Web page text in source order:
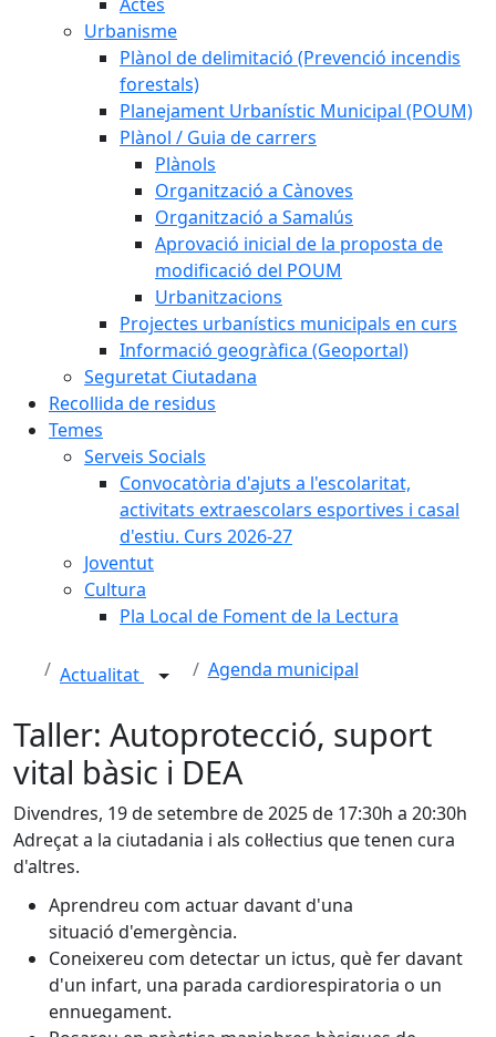
Urbanisme
Plànol de delimitació (Prevenció incendis
forestals)
Planejament Urbanístic Municipal (POUM)
Plànol / Guia de carrers
Plànols
Organització a Cànoves
Organització a Samalús
Aprovació inicial de la proposta de
modificació del POUM
Urbanitzacions
Projectes urbanístics municipals en curs
Informació geogràfica (Geoportal)
Seguretat Ciutadana
Recollida de residus
Temes
Serveis Socials
Convocatòria d'ajuts a l'escolaritat,
activitats extraescolars esportives i casal
d'estiu. Curs 2026-27
Joventut
Cultura
Pla Local de Foment de la Lectura
Actualitat Agenda municipal
Taller: Autoprotecció, suport
vital bàsic i DEA
Divendres, 19 de setembre de 2025 de 17:30h a 20:30h
Adreçat a la ciutadania i als col·lectius que tenen cura
d'altres.
Aprendreu com actuar davant d'una
situació d'emergència.
Coneixereu com detectar un ictus, què fer davant
d'un infart, una parada cardiorespiratoria o un
ennuegament.